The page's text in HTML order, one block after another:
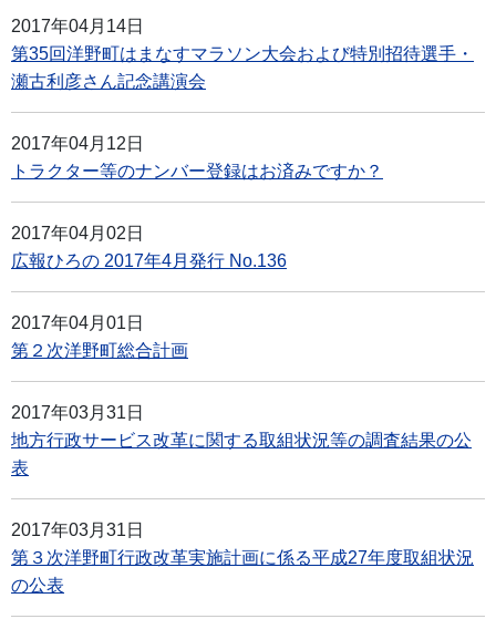
2017年04月14日
第35回洋野町はまなすマラソン大会および特別招待選手・
瀬古利彦さん記念講演会
2017年04月12日
トラクター等のナンバー登録はお済みですか？
2017年04月02日
広報ひろの 2017年4月発行 No.136
2017年04月01日
第２次洋野町総合計画
2017年03月31日
地方行政サービス改革に関する取組状況等の調査結果の公
表
2017年03月31日
第３次洋野町行政改革実施計画に係る平成27年度取組状況
の公表